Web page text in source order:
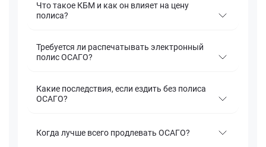
Что такое КБМ и как он влияет на цену
полиса?
Требуется ли распечатывать электронный
полис ОСАГО?
Какие последствия, если ездить без полиса
ОСАГО?
Когда лучше всего продлевать ОСАГО?